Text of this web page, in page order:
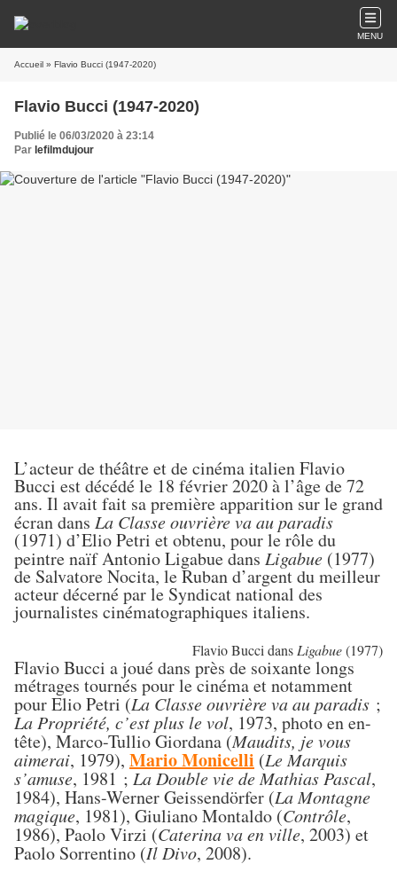
MENU
Accueil » Flavio Bucci (1947-2020)
Flavio Bucci (1947-2020)
Publié le 06/03/2020 à 23:14
Par lefilmdujour
L’acteur de théâtre et de cinéma italien Flavio
Bucci est décédé le 18 février 2020 à l’âge de 72
ans. Il avait fait sa première apparition sur le grand
écran dans La Classe ouvrière va au paradis
(1971) d’Elio Petri et obtenu, pour le rôle du
peintre naïf Antonio Ligabue dans Ligabue (1977)
de Salvatore Nocita, le Ruban d’argent du meilleur
acteur décerné par le Syndicat national des
journalistes cinématographiques italiens.
Flavio Bucci dans Ligabue(1977)
Flavio Bucci a joué dans près de soixante longs
métrages tournés pour le cinéma et notamment
pour Elio Petri (La Classe ouvrière va au paradis ;
La Propriété, c’est plus le vol, 1973, photo en en-
tête), Marco-Tullio Giordana (Maudits, je vous
aimerai, 1979), Mario Monicelli (Le Marquis
s’amuse, 1981 ; La Double vie de Mathias Pascal,
1984), Hans-Werner Geissendörfer (La Montagne
magique, 1981), Giuliano Montaldo (Contrôle,
1986), Paolo Virzi (Caterina va en ville, 2003) et
Paolo Sorrentino (Il Divo, 2008).